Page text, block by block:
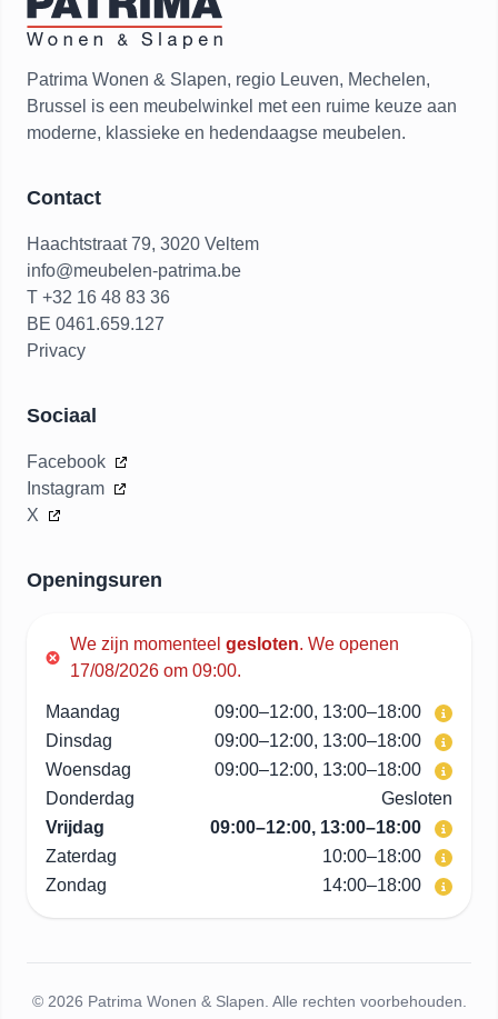
Patrima Wonen & Slapen, regio Leuven, Mechelen,
Brussel is een meubelwinkel met een ruime keuze aan
moderne, klassieke en hedendaagse meubelen.
Contact
Haachtstraat 79, 3020 Veltem
info@meubelen-patrima.be
T +32 16 48 83 36
BE 0461.659.127
Privacy
Sociaal
Facebook
Instagram
X
Openingsuren
We zijn momenteelgesloten.We openen
17/08/2026 om 09:00.
Maandag
09:00–12:00, 13:00–18:00
Dinsdag
09:00–12:00, 13:00–18:00
Woensdag
09:00–12:00, 13:00–18:00
Donderdag
Gesloten
Vrijdag
09:00–12:00, 13:00–18:00
Zaterdag
10:00–18:00
Zondag
14:00–18:00
© 2026 Patrima Wonen & Slapen. Alle rechten voorbehouden.